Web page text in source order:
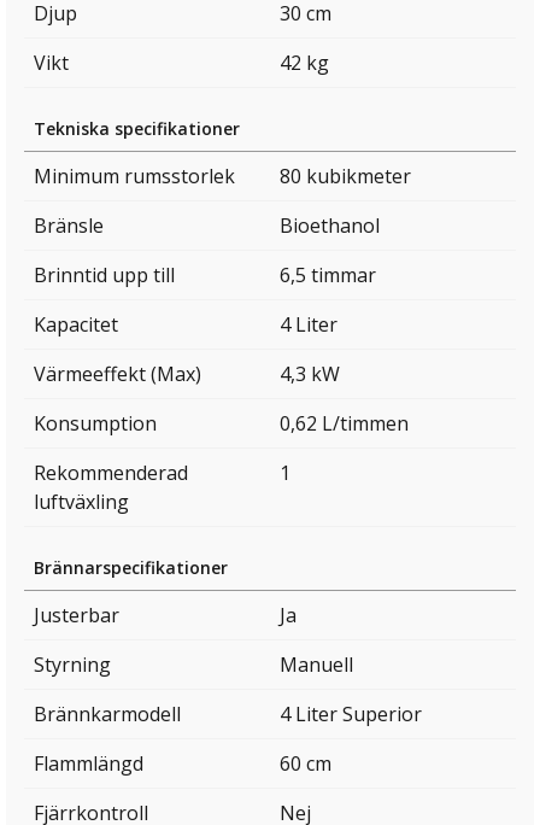
Djup
30 cm
Vikt
42 kg
Tekniska specifikationer
Minimum rumsstorlek
80 kubikmeter
Bränsle
Bioethanol
Brinntid upp till
6,5 timmar
Kapacitet
4 Liter
Värmeeffekt (Max)
4,3 kW
Konsumption
0,62 L/timmen
Rekommenderad
luftväxling
1
Brännarspecifikationer
Justerbar
Ja
Styrning
Manuell
Brännkarmodell
4 Liter Superior
Flammlängd
60 cm
Fjärrkontroll
Nej